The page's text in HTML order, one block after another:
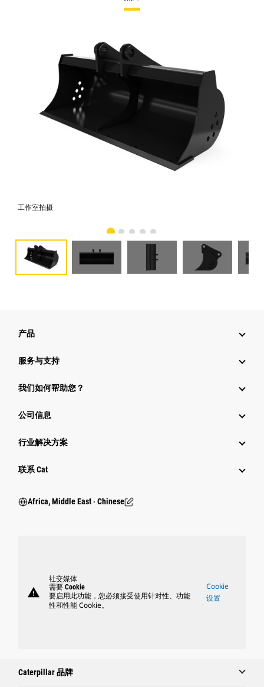
工作室拍摄
产品
服务与支持
我们如何帮助您？
公司信息
行业解决方案
行业
联系 Cat
Africa, Middle East ‧ Chinese
warning
社交媒体
需要 Cookie
要启用此功能，您必须接受使用针对性、功能
性和性能 Cookie。
Cookie
设置
Caterpillar 品牌